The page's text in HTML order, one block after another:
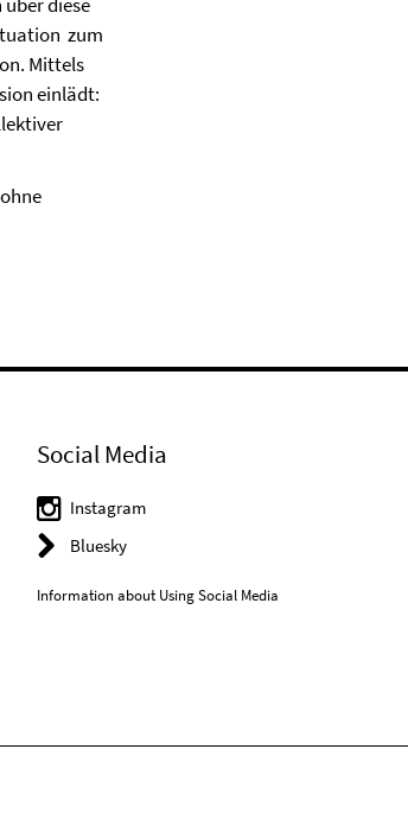
zum
Mittels
einlädt:
Social Media
Instagram
Bluesky
Information about Using Social Media